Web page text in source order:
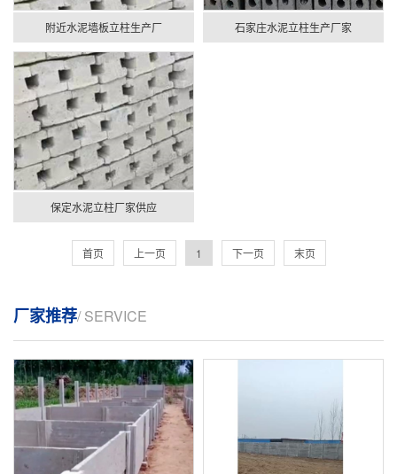
附近水泥墙板立柱生产厂 石家庄水泥立柱生产厂家
保定水泥立柱厂家供应
首页 上一页 1 下一页 末页
厂家推荐/ SERVICE